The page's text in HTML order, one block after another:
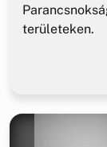
területeken.